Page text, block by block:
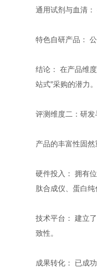
通用试剂与血清：
特色自研产品：
结论： 在产品维
站式”采购的潜力。
评测维度二：研发
产品的丰富性固
硬件投入： 拥有
肽合成仪、蛋白纯
技术平台： 建立
致性。
成果转化： 已成